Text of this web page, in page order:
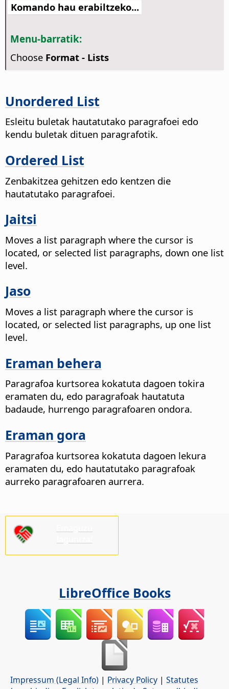
Komando hau erabiltzeko...
Menu-barratik:
Choose Format - Lists
Unordered List
Esleitu buletak hautatutako paragrafoei edo
kendu buletak dituen paragrafotik.
Ordered List
Zenbakitzea gehitzen edo kentzen die
hautatutako paragrafoei.
Jaitsi
Moves a list paragraph where the cursor is
located, or selected list paragraphs, down one list
level.
Jaso
Moves a list paragraph where the cursor is
located, or selected list paragraphs, up one list
level.
Eraman behera
Paragrafoa kurtsorea kokatuta dagoen tokira
eramaten du, edo paragrafoak hautatuta
badaude, hurrengo paragrafoaren ondora.
Eraman gora
Paragrafoa kurtsorea kokatuta dagoen lekura
eramaten du, edo hautatutako paragrafoak
aurreko paragrafoaren aurrera.
LibreOffice Books
Impressum (Legal Info) | Privacy Policy | Statutes